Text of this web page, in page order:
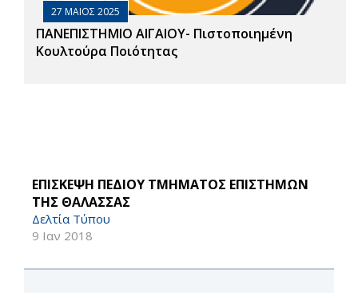
27 ΜΑΙΟΣ 2025
ΠΑΝΕΠΙΣΤΗΜΙΟ ΑΙΓΑΙΟΥ- Πιστοποιημένη
Κουλτούρα Ποιότητας
ΕΠΙΣΚΕΨΗ ΠΕΔΙΟΥ ΤΜΗΜΑΤΟΣ ΕΠΙΣΤΗΜΩΝ
ΤΗΣ ΘΑΛΑΣΣΑΣ
Δελτία Τύπου
9 Ιαν 2018